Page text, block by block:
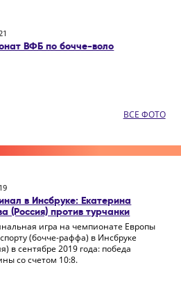
ВФБ по бочче-воло
ВСЕ ФОТО
в Инсбруке: Екатерина
(Россия) против турчанки
игра на чемпионате Европы
(бочче-раффа) в Инсбруке
в сентябре 2019 года: победа
со счетом 10:8.